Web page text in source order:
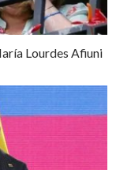
Lourdes Afiuni